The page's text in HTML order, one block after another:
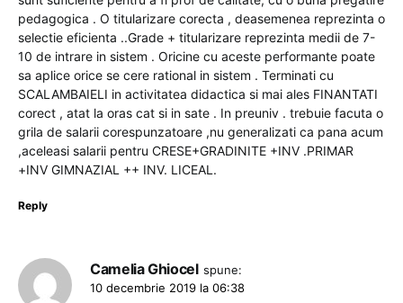
pedagogica . O titularizare corecta , deasemenea reprezinta o
selectie eficienta ..Grade + titularizare reprezinta medii de 7-
10 de intrare in sistem . Oricine cu aceste performante poate
sa aplice orice se cere rational in sistem . Terminati cu
SCALAMBAIELI in activitatea didactica si mai ales FINANTATI
corect , atat la oras cat si in sate . In preuniv . trebuie facuta o
grila de salarii corespunzatoare ,nu generalizati ca pana acum
,aceleasi salarii pentru CRESE+GRADINITE +INV .PRIMAR
+INV GIMNAZIAL ++ INV. LICEAL.
Reply
Camelia Ghiocel spune:
10 decembrie 2019 la 06:38